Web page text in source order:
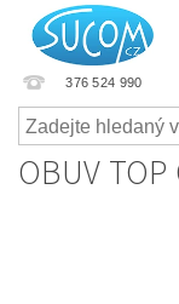
376 524 990
OBUV TOP